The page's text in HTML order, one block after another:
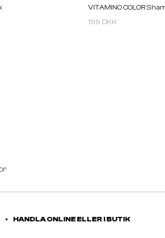
VITAMINO COLOR
199 DKK
HANDLA ONLINE ELLER I BUTIK